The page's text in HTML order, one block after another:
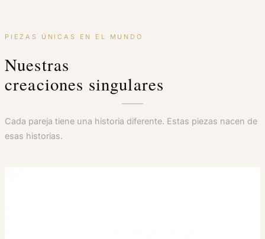
PIEZAS ÚNICAS EN EL MUNDO
Nuestras
creaciones singulares
Cada pareja tiene una historia diferente. Estas piezas nacen de
esas historias.